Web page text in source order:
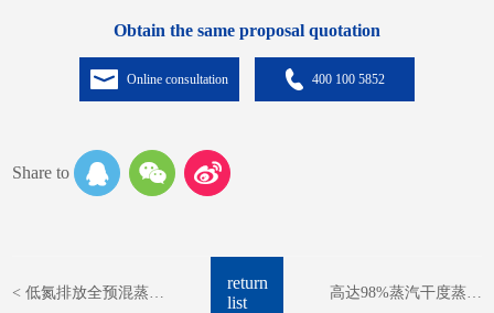
Obtain the same proposal quotation
Online consultation 400 100 5852
Share to
< 低氮排放全预混蒸汽
return
list
高达98%蒸汽干度蒸汽